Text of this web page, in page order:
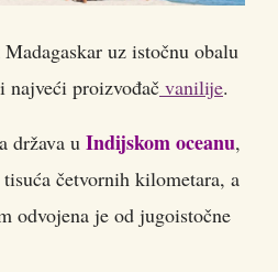
uz istočnu obalu
proizvođač vanilije.
država u Indijskom oceanu,
četvornih kilometara, a
odvojena je od jugoistočne